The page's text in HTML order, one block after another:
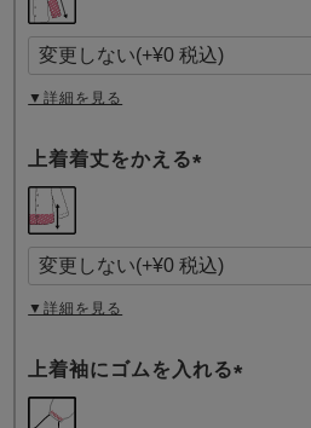
須
)
▼詳細を見る
上着着丈をかえる
須
)
▼詳細を見る
上着袖にゴムを入れる